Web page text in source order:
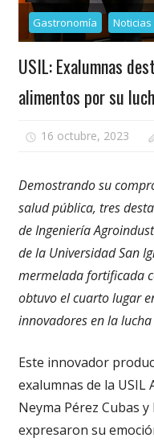
Gastronomía Noticias
USIL: Exalumnas
alimentos por su
16 octubre, 2023
Demostrando su
salud pública, tres
de Ingeniería
de la Universidad San
mermelada fortificada
obtuvo el cuarto lugar
innovadores en la
Este innovador
exalumnas de la USIL
Neyma Pérez Cubas
expresaron su